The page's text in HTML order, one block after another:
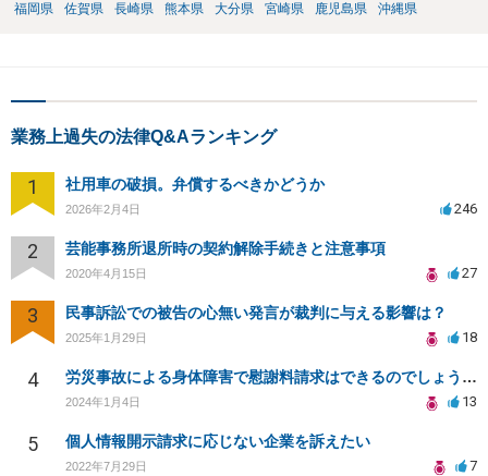
福岡県
佐賀県 長崎県 熊本県 大分県 宮崎県 鹿児島県 沖縄県
業務上過失の法律Q&Aランキング
1 社用車の破損。弁償するべきかどうか
2026年2月4日 246
2 芸能事務所退所時の契約解除手続きと注意事項
2020年4月15日 27
3 民事訴訟での被告の心無い発言が裁判に与える影響は？
2025年1月29日 18
4 労災事故による身体障害で慰謝料請求はできるのでしょうか？
2024年1月4日 13
5 個人情報開示請求に応じない企業を訴えたい
2022年7月29日 7